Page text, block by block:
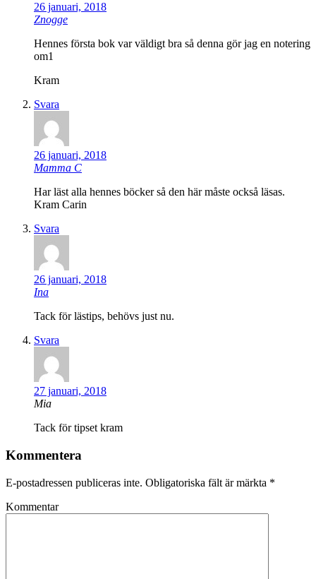
26 januari, 2018
Znogge
Hennes första bok var väldigt bra så denna gör jag en notering
om1
Kram
Svara
26 januari, 2018
Mamma C
Har läst alla hennes böcker så den här måste också läsas.
Kram Carin
Svara
26 januari, 2018
Ina
Tack för lästips, behövs just nu.
Svara
27 januari, 2018
Mia
Tack för tipset kram
Kommentera
E-postadressen publiceras inte. Obligatoriska fält är märkta *
Kommentar